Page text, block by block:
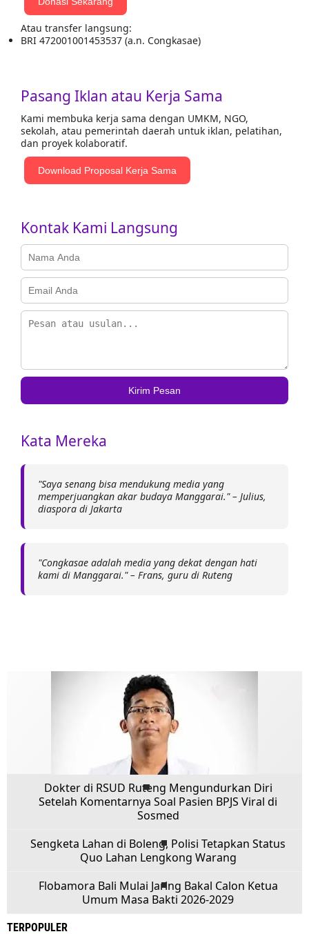
Atau transfer langsung:
BRI 472001001453537 (a.n. Congkasae)
Pasang Iklan atau Kerja Sama
Kami membuka kerja sama dengan UMKM, NGO,
sekolah, atau pemerintah daerah untuk iklan, pelatihan,
dan proyek kolaboratif.
Download Proposal Kerja Sama
Kontak Kami Langsung
Kirim Pesan
Kata Mereka
"Saya senang bisa mendukung media yang
memperjuangkan akar budaya Manggarai." – Julius,
diaspora di Jakarta
"Congkasae adalah media yang dekat dengan hati
kami di Manggarai." – Frans, guru di Ruteng
Dokter di RSUD Ruteng Mengundurkan Diri
Setelah Komentarnya Soal Pasien BPJS Viral di
Sosmed
Sengketa Lahan di Boleng, Polisi Tetapkan Status
Quo Lahan Lengkong Warang
Flobamora Bali Mulai Jaring Bakal Calon Ketua
Umum Masa Bakti 2026-2029
TERPOPULER